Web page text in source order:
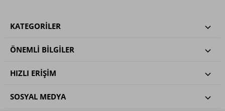
KATEGORILER
ÖNEMLI BILGILER
HIZLI ERIŞIM
SOSYAL MEDYA